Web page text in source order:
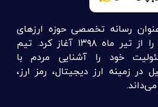
رسانه تخصصی حوزه ارزهای
دیجیتال، فعالیت خود را از تیر ماه ۱۳۹۸ آغاز کرد. تیم
خود را آشنایی مردم با
در زمینه ارز دیجیتال، رمز ارز،